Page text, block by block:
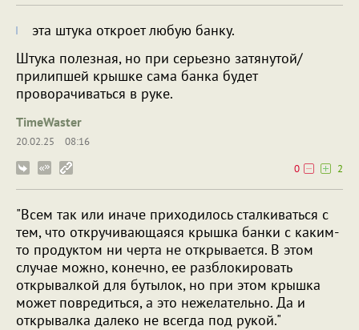
эта штука откроет любую банку.
Штука полезная, но при серьезно затянутой/
прилипшей крышке сама банка будет
проворачиваться в руке.
TimeWaster
20.02.25
08:16
0
2
"Всем так или иначе приходилось сталкиваться с
тем, что откручивающаяся крышка банки с каким-
то продуктом ни черта не открывается. В этом
случае можно, конечно, ее разблокировать
открывалкой для бутылок, но при этом крышка
может повредиться, а это нежелательно. Да и
открывалка далеко не всегда под рукой."